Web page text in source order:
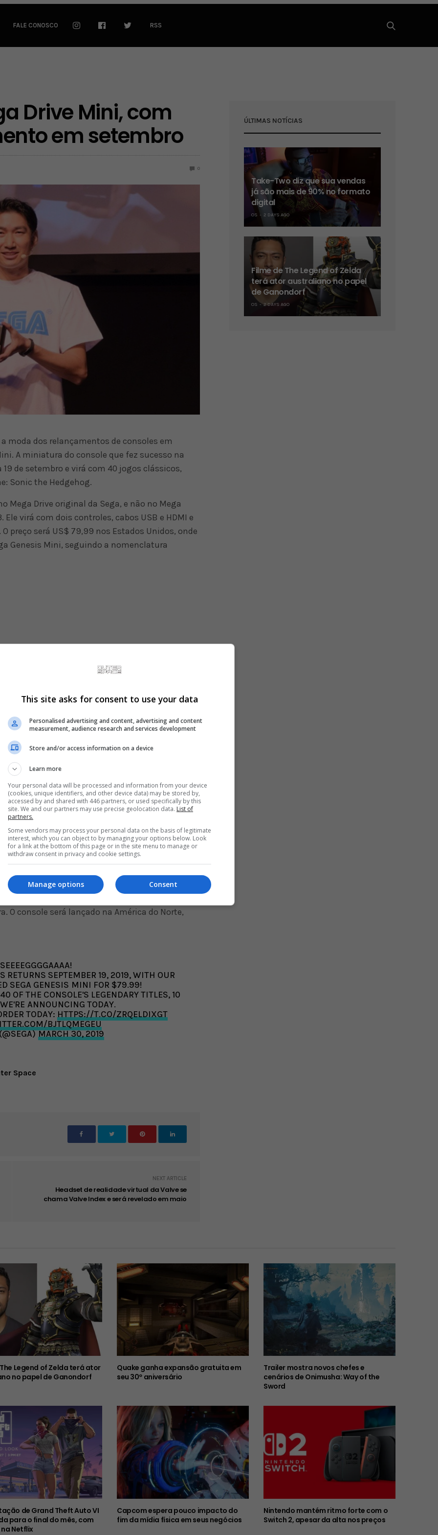
FALE CONOSCO RSS
Drive Mini, com
em setembro
0
moda dos relançamentos de consoles em
A miniatura do console que fez sucesso na
de setembro e virá com 40 jogos clássicos,
Sonic the Hedgehog.
Mega Drive original da Sega, e não no Mega
Ele virá com dois controles, cabos USB e HDMI e
preço será US$ 79,99 nos Estados Unidos, onde
Genesis Mini, seguindo a nomenclatura
dos 40 jogos que vai incluir no mini console,
the Hedgehog, Ecco the Dolphin, Castlevania:
Force, Dr. Robotnik’s Mean Bean Machine,
Beast e Gunstar Heroes.
que a Nintendo lançou com muito sucesso
No ano seguinte, ela lançou um mini SNES
a tendência com o lançamento de um mini
foi considerado um trabalho mal feito, muito
rodar alguns deles em suas versões PAL (o
que implicou em má performance.
Sega no ano passado, mas o lançamento
O console será lançado na América do Norte,
SEEEEGGGGAAAA!
RETURNS SEPTEMBER 19, 2019, WITH OUR
SEGA GENESIS MINI FOR $79.99!
OF THE CONSOLE'S LEGENDARY TITLES, 10
ANNOUNCING TODAY.
TODAY: HTTPS://T.CO/ZRQELDIXGT
BJTLQMEGEU
MARCH 30, 2019
Space
NEXT ARTICLE
Headset de realidade virtual da Valve se
chama Valve Index e será revelado em maio
ÚLTIMAS NOTÍCIAS
Take-Two diz que sua vendas
já são mais de 90% no formato
digital
OS 2 DAYS AGO
Filme de The Legend of Zelda
terá ator australiano no papel
de Ganondorf
OS 2 DAYS AGO
Legend of Zelda terá ator
no papel de Ganondorf
Quake ganha expansão gratuita em
seu 30º aniversário
Trailer mostra novos chefes e
cenários de Onimusha: Way of the
Sword
de Grand Theft Auto VI
para o final do mês, com
Netflix
Capcom espera pouco impacto do
fim da mídia física em seus negócios
Nintendo mantém ritmo forte com o
Switch 2, apesar da alta nos preços
This site asks for consent to use your data
Personalised advertising and content, advertising and content
measurement, audience research and services development
Store and/or access information on a device
Learn more
Your personal data will be processed and information from your device
(cookies, unique identifiers, and other device data) may be stored by,
accessed by and shared with 446 partners, or used specifically by this
site. We and our partners may use precise geolocation data. List of
partners.
Some vendors may process your personal data on the basis of legitimate
interest, which you can object to by managing your options below. Look
for a link at the bottom of this page or in the site menu to manage or
withdraw consent in privacy and cookie settings.
Consent
Manage options